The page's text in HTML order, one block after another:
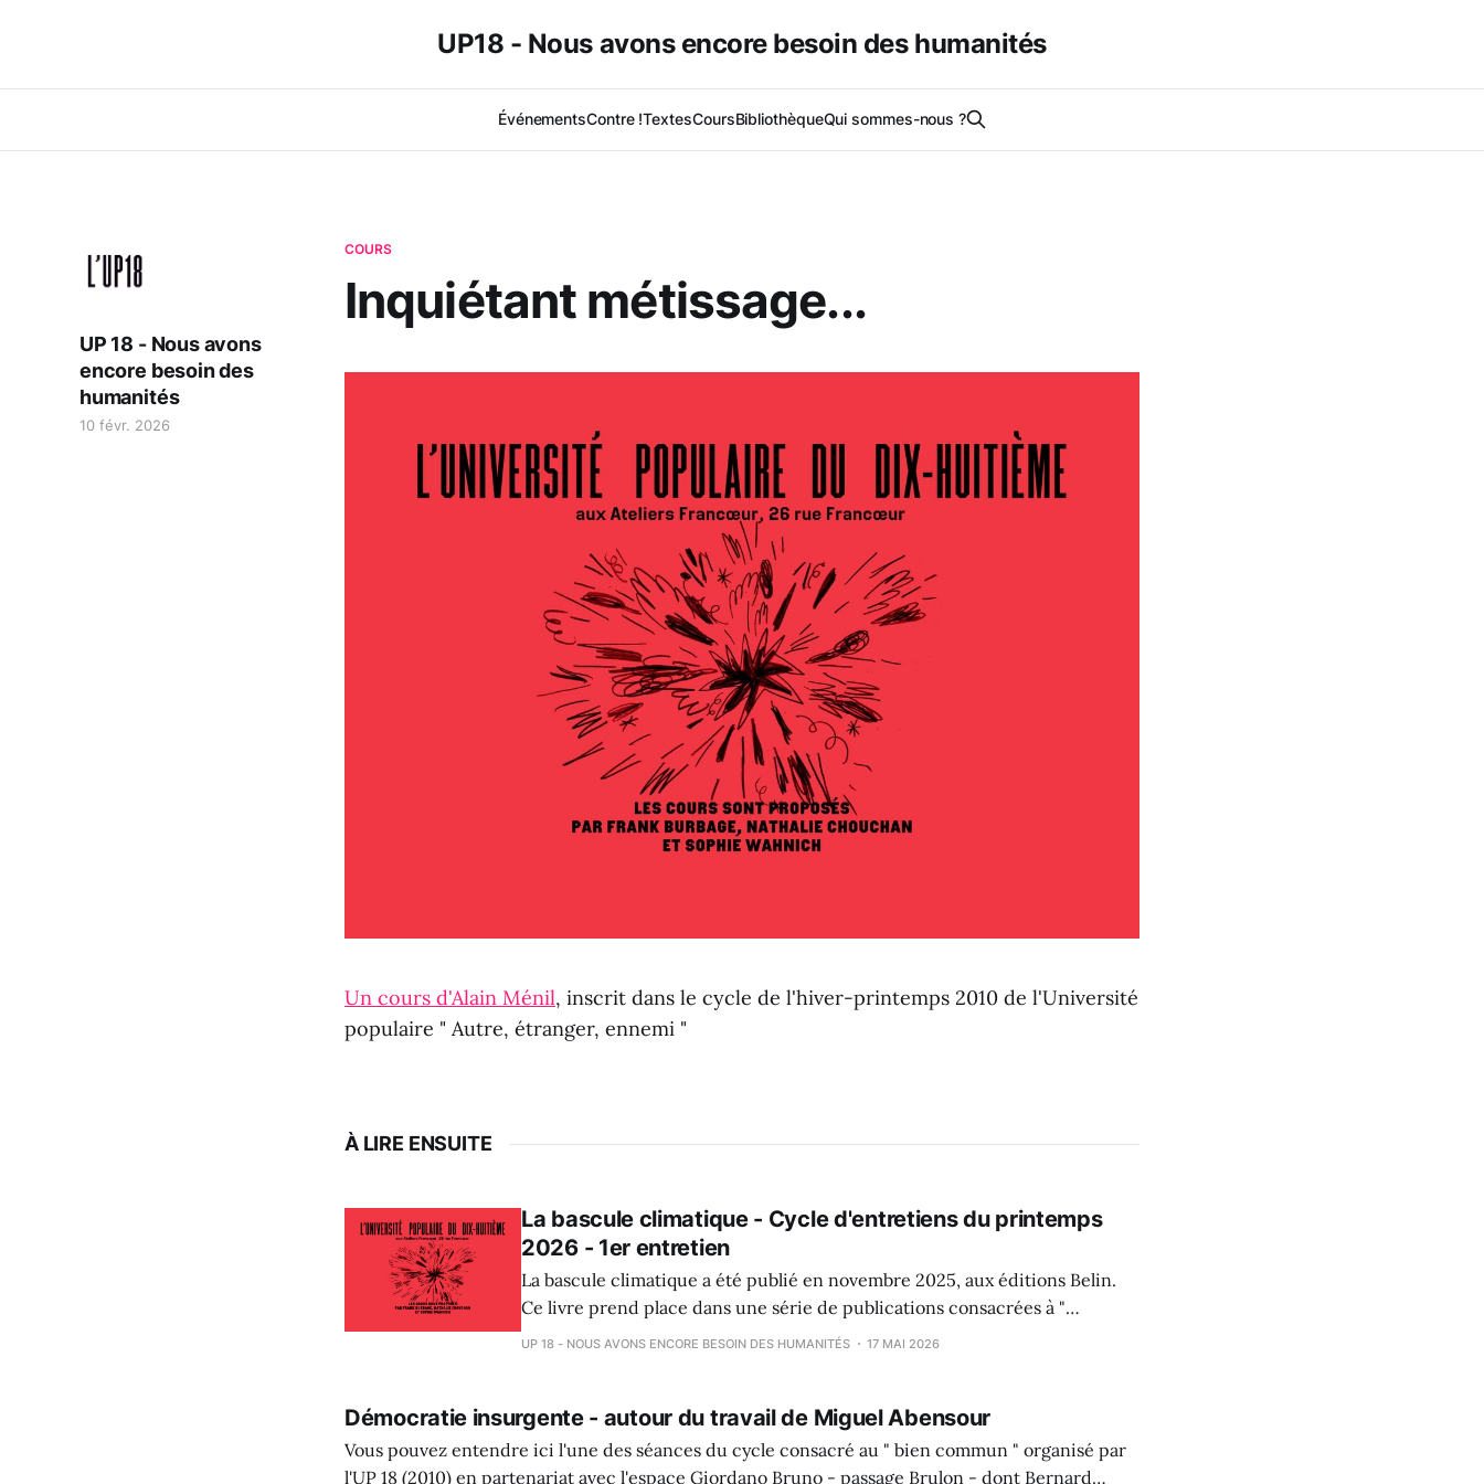
UP18 - Nous avons encore besoin des humanités
ÉvénementsContre !TextesCoursBibliothèqueQui sommes-nous ?
COURS
Inquiétant métissage...
UP 18 - Nous avons
encore besoin des
humanités
10 févr. 2026
Un cours d'Alain Ménil, inscrit dans le cycle de l'hiver-printemps 2010 de l'Université
populaire " Autre, étranger, ennemi "
À LIRE ENSUITE
La bascule climatique - Cycle d'entretiens du printemps
2026 - 1er entretien
La bascule climatique a été publié en novembre 2025, aux éditions Belin.
Ce livre prend place dans une série de publications consacrées à "
L'écologie : pour un parlement des savoirs" . Sous la direction d'Aliènor
UP 18 - NOUS AVONS ENCORE BESOIN DES HUMANITÉS 17 MAI 2026
Démocratie insurgente - autour du travail de Miguel Abensour
Vous pouvez entendre ici l'une des séances du cycle consacré au " bien commun " organisé par
l'UP 18 (2010) en partenariat avec l'espace Giordano Bruno - passage Brulon - dont Bernard